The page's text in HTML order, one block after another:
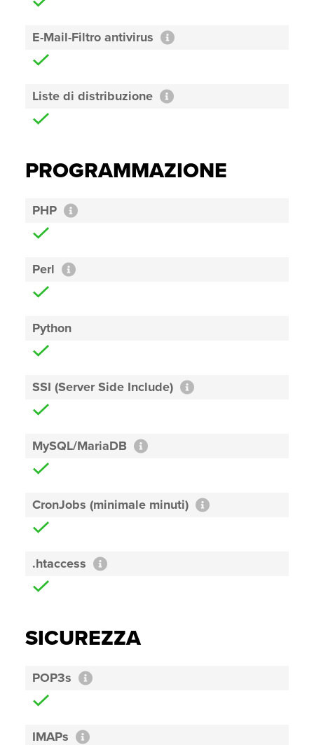
E-Mail-Filtro antivirus
Liste di distribuzione
PROGRAMMAZIONE
PHP
Perl
Python
SSI (Server Side Include)
MySQL/MariaDB
CronJobs (minimale minuti)
.htaccess
SICUREZZA
POP3s
IMAPs